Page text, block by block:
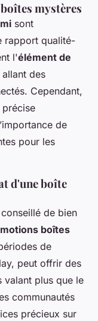
mystères
sont
rapport qualité-
l'élément de
des
Cependant,
précise
de
pour les
d'une boîte
de bien
boîtes
de
peut offrir des
plus que le
communautés
précieux sur